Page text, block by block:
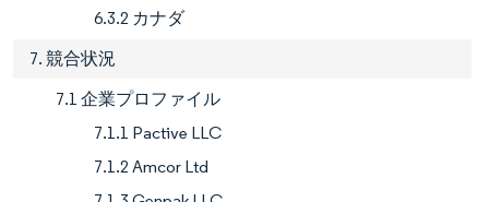
6.3.2 カナダ
7. 競合状況
7.1 企業プロファイル
7.1.1 Pactive LLC
7.1.2 Amcor Ltd